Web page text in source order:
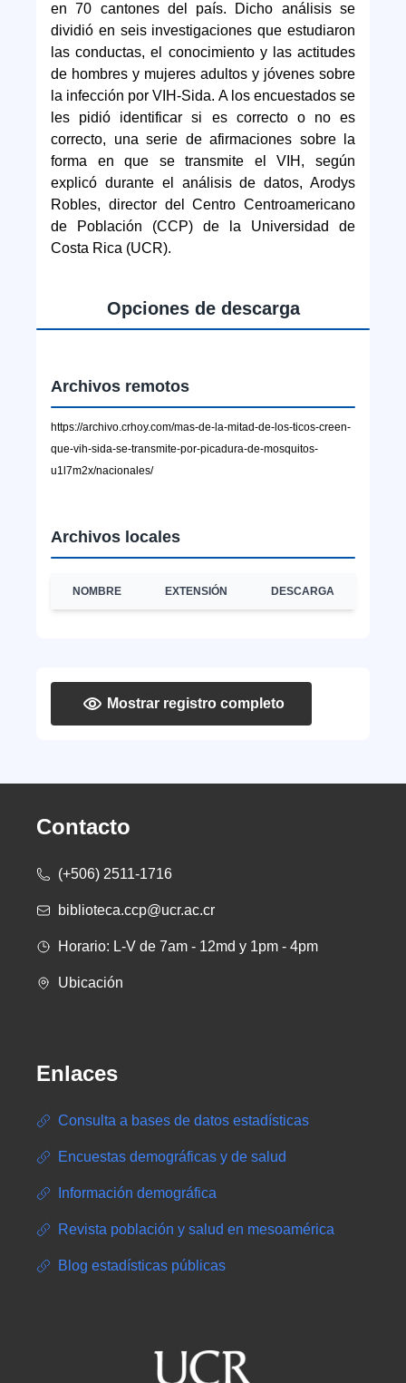
en 70 cantones del país. Dicho análisis se
dividió en seis investigaciones que estudiaron
las conductas, el conocimiento y las actitudes
de hombres y mujeres adultos y jóvenes sobre
la infección por VIH-Sida. A los encuestados se
les pidió identificar si es correcto o no es
correcto, una serie de afirmaciones sobre la
forma en que se transmite el VIH, según
explicó durante el análisis de datos, Arodys
Robles, director del Centro Centroamericano
de Población (CCP) de la Universidad de
Costa Rica (UCR).
Opciones de descarga
Archivos remotos
https://archivo.crhoy.com/mas-de-la-mitad-de-los-ticos-creen-
que-vih-sida-se-transmite-por-picadura-de-mosquitos-
u1l7m2x/nacionales/
Archivos locales
NOMBRE EXTENSIÓN DESCARGA
Mostrar registro completo
Contacto
(+506) 2511-1716
biblioteca.ccp@ucr.ac.cr
Horario: L-V de 7am - 12md y 1pm - 4pm
Ubicación
Enlaces
Consulta a bases de datos estadísticas
Encuestas demográficas y de salud
Información demográfica
Revista población y salud en mesoamérica
Blog estadísticas públicas